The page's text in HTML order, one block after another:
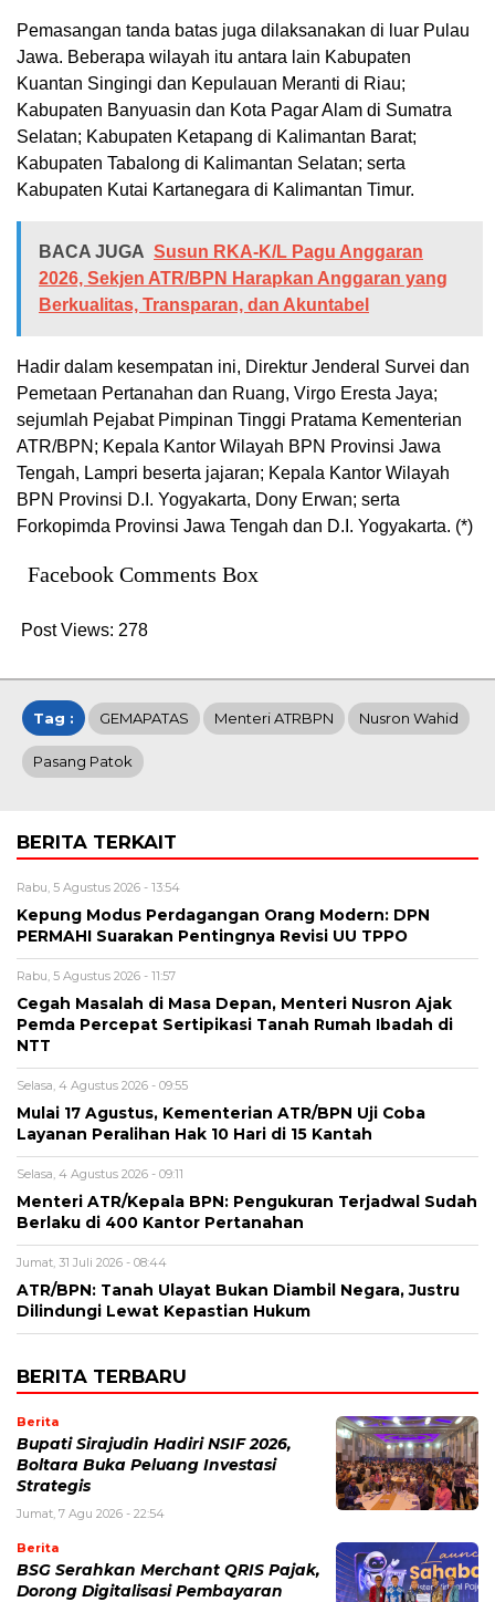
Pemasangan tanda batas juga dilaksanakan di luar Pulau
Jawa. Beberapa wilayah itu antara lain Kabupaten
Kuantan Singingi dan Kepulauan Meranti di Riau;
Kabupaten Banyuasin dan Kota Pagar Alam di Sumatra
Selatan; Kabupaten Ketapang di Kalimantan Barat;
Kabupaten Tabalong di Kalimantan Selatan; serta
Kabupaten Kutai Kartanegara di Kalimantan Timur.
BACA JUGA Susun RKA-K/L Pagu Anggaran
2026, Sekjen ATR/BPN Harapkan Anggaran yang
Berkualitas, Transparan, dan Akuntabel
Hadir dalam kesempatan ini, Direktur Jenderal Survei dan
Pemetaan Pertanahan dan Ruang, Virgo Eresta Jaya;
sejumlah Pejabat Pimpinan Tinggi Pratama Kementerian
ATR/BPN; Kepala Kantor Wilayah BPN Provinsi Jawa
Tengah, Lampri beserta jajaran; Kepala Kantor Wilayah
BPN Provinsi D.I. Yogyakarta, Dony Erwan; serta
Forkopimda Provinsi Jawa Tengah dan D.I. Yogyakarta. (*)
Facebook Comments Box
Post Views: 278
Tag : GEMAPATAS Menteri ATRBPN Nusron Wahid
Pasang Patok
BERITA TERKAIT
Rabu, 5 Agustus 2026 - 13:54
Kepung Modus Perdagangan Orang Modern: DPN
PERMAHI Suarakan Pentingnya Revisi UU TPPO
Rabu, 5 Agustus 2026 - 11:57
Cegah Masalah di Masa Depan, Menteri Nusron Ajak
Pemda Percepat Sertipikasi Tanah Rumah Ibadah di
NTT
Selasa, 4 Agustus 2026 - 09:55
Mulai 17 Agustus, Kementerian ATR/BPN Uji Coba
Layanan Peralihan Hak 10 Hari di 15 Kantah
Selasa, 4 Agustus 2026 - 09:11
Menteri ATR/Kepala BPN: Pengukuran Terjadwal Sudah
Berlaku di 400 Kantor Pertanahan
Jumat, 31 Juli 2026 - 08:44
ATR/BPN: Tanah Ulayat Bukan Diambil Negara, Justru
Dilindungi Lewat Kepastian Hukum
BERITA TERBARU
Berita
Bupati Sirajudin Hadiri NSIF 2026,
Boltara Buka Peluang Investasi
Strategis
Jumat, 7 Agu 2026 - 22:54
Berita
‎BSG Serahkan Merchant QRIS Pajak,
Dorong Digitalisasi Pembayaran